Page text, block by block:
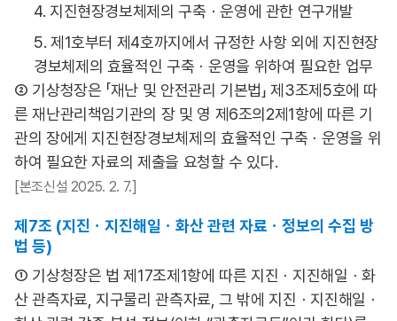
4. 지진현장경보체제의 구축ㆍ운영에 관한 연구개발
5. 제1호부터 제4호까지에서 규정한 사항 외에 지진현장
경보체제의 효율적인 구축ㆍ운영을 위하여 필요한 업무
② 기상청장은 「재난 및 안전관리 기본법」 제3조제5호에 따
른 재난관리책임기관의 장 및 영 제6조의2제1항에 따른 기
관의 장에게 지진현장경보체제의 효율적인 구축ㆍ운영을 위
하여 필요한 자료의 제출을 요청할 수 있다.
[본조신설 2025. 2. 7.]
제7조 (지진ㆍ지진해일ㆍ화산 관련 자료ㆍ정보의 수집 방
법 등)
① 기상청장은 법 제17조제1항에 따른 지진ㆍ지진해일ㆍ화
산 관측자료, 지구물리 관측자료, 그 밖에 지진ㆍ지진해일ㆍ